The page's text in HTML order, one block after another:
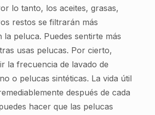
lo tanto, los aceites, grasas,
restos se filtrarán más
la peluca. Puedes sentirte más
usas pelucas. Por cierto,
la frecuencia de lavado de
o pelucas sintéticas. La vida útil
después de cada
hacer que las pelucas